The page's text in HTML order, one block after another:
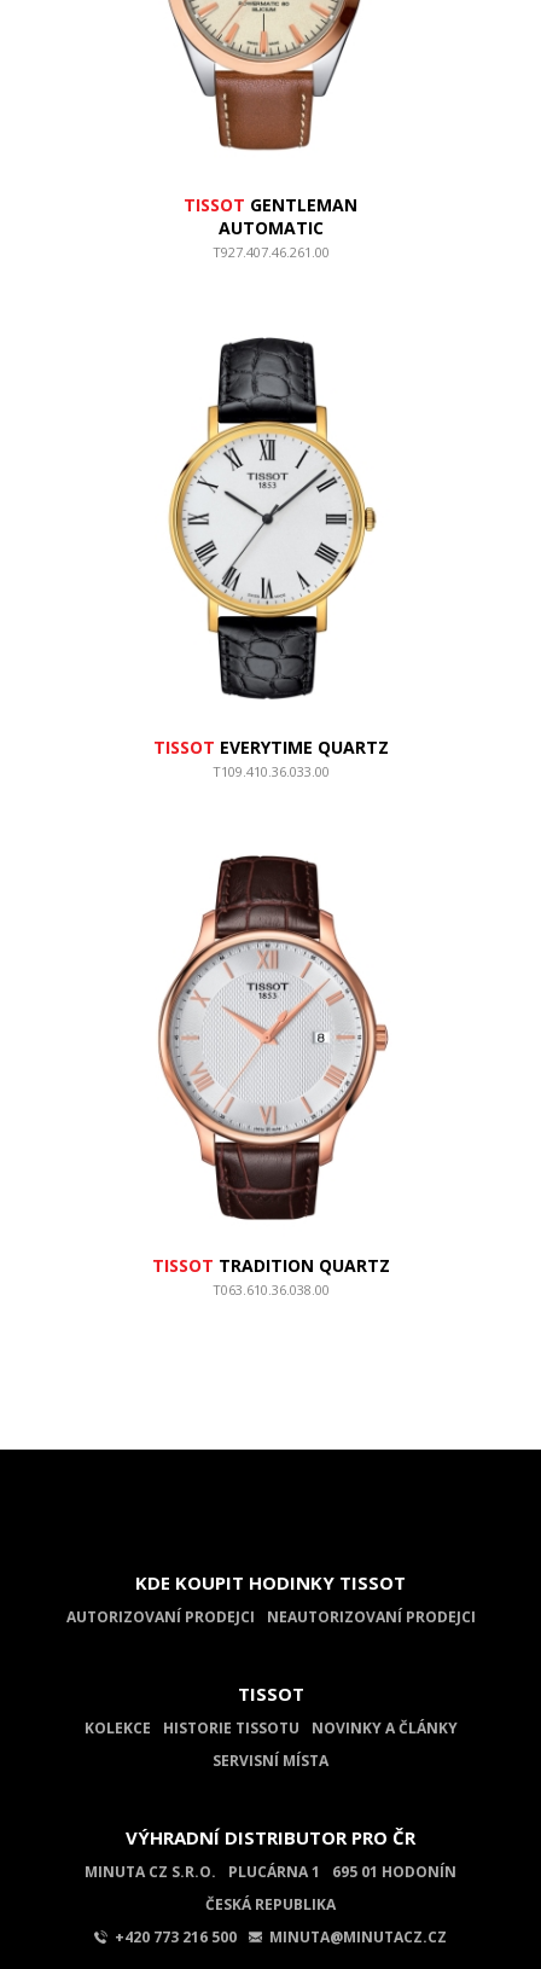
TISSOT GENTLEMAN
AUTOMATIC
T927.407.46.261.00
TISSOT EVERYTIME QUARTZ
T109.410.36.033.00
TISSOT TRADITION QUARTZ
T063.610.36.038.00
KDE KOUPIT HODINKY TISSOT
AUTORIZOVANÍ PRODEJCI NEAUTORIZOVANÍ PRODEJCI
TISSOT
KOLEKCE HISTORIE TISSOTU
NOVINKY A ČLÁNKY
SERVISNÍ MÍSTA
VÝHRADNÍ DISTRIBUTOR PRO ČR
MINUTA CZ S.R.O. PLUCÁRNA 1
695 01 HODONÍN
ČESKÁ REPUBLIKA
+420 773 216 500
MINUTA@MINUTACZ.CZ